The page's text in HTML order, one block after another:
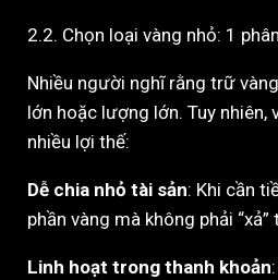
2.2. Chọn loại vàng nhỏ: 1
Nhiều người nghĩ rằng trữ
lớn hoặc lượng lớn. Tuy nhiên,
nhiều lợi thế:
Dễ chia nhỏ tài sản: Khi cần
phần vàng mà không phải
Linh hoạt trong thanh khoản